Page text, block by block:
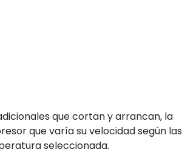
que cortan y arrancan, la
que varía su velocidad según las
seleccionada.